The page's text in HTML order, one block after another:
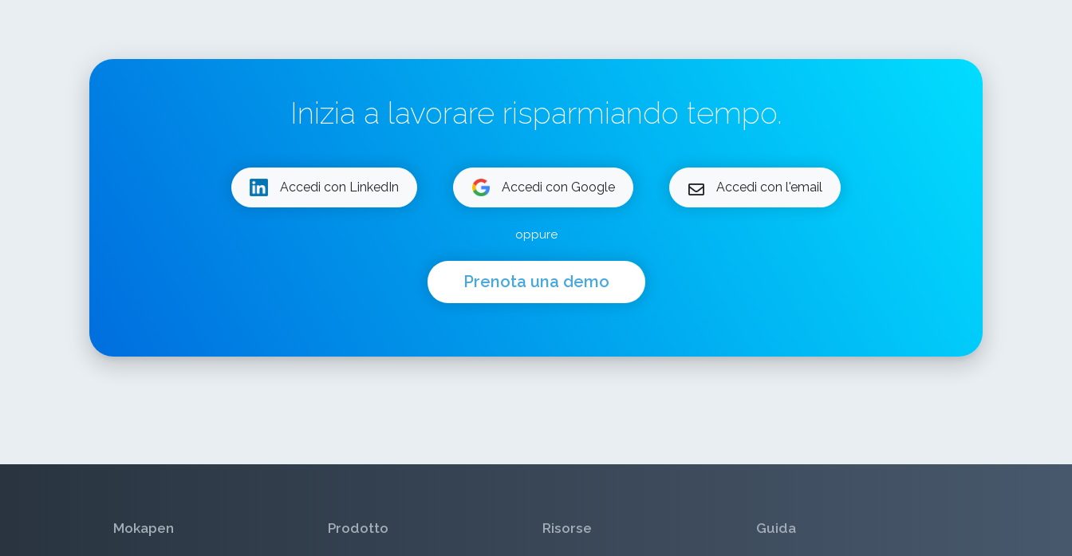
Inizia a lavorare risparmiando tempo.
Accedi con LinkedIn Accedi con Google Accedi con l'email
oppure
Prenota una demo
Mokapen Prodotto Risorse Guida